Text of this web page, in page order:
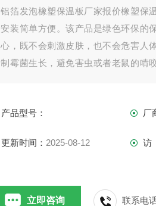
铝箔发泡橡塑保温板厂家报价橡塑保
安装简单方便。该产品是绿色环保的
心，既不会刺激皮肤，也不会危害人
制霉菌生长，避免害虫或者老鼠的啃
产品型号： 厂
更新时间： 2025-08-12 访
立即咨询 联系电